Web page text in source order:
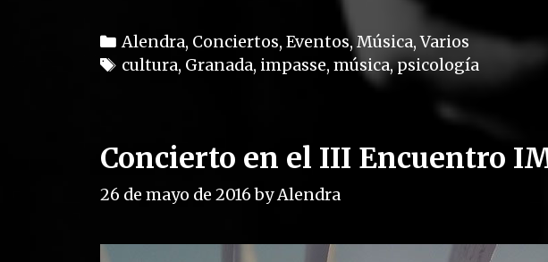
C
a
o
i
s
Alendra, Conciertos, Eventos,Música,Varios
T
cultura, Granada, impasse, música,psicología
Concierto en el III Encuentro
26 de mayo de 2016 byAlendra